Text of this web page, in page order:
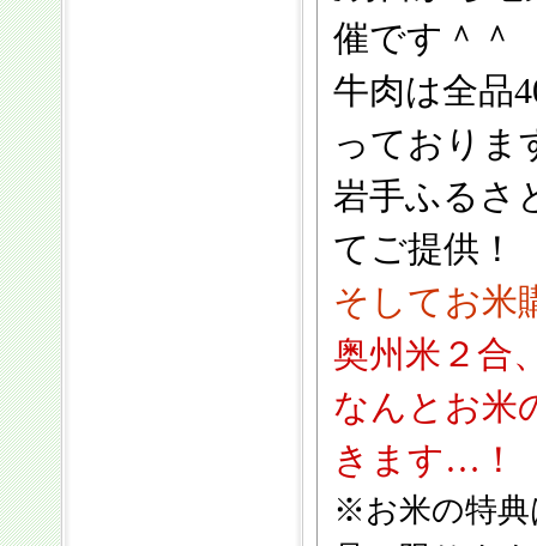
催です＾＾
牛肉は全品
っており
岩手ふるさ
てご提供！
そしてお米
奥州米２合
なんとお米
きます…！
※お米の特典